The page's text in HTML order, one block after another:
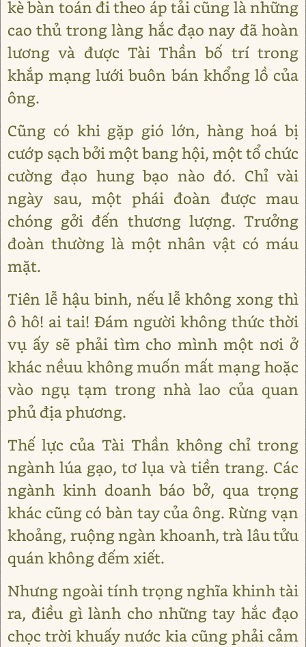
kè bàn toán đi theo áp tải cũng là những
cao thủ trong làng hắc đạo nay đã hoàn
lương và được Tài Thần bố trí trong
khắp mạng lưới buôn bán khổng lồ của
ông.
Cũng có khi gặp gió lớn, hàng hoá bị
cướp sạch bởi một bang hội, một tổ chức
cường đạo hung bạo nào đó. Chỉ vài
ngày sau, một phái đoàn được mau
chóng gởi đến thương lượng. Trưởng
đoàn thường là một nhân vật có máu
mặt.
Tiên lễ hậu binh, nếu lễ không xong thì
ô hô! ai tai! Đám người không thức thời
vụ ấy sẽ phải tìm cho mình một nơi ở
khác nềuu không muốn mất mạng hoặc
vào ngụ tạm trong nhà lao của quan
phủ địa phương.
Thế lực của Tài Thần không chỉ trong
ngành lúa gạo, tơ lụa và tiền trang. Các
ngành kinh doanh báo bở, qua trọng
khác cũng có bàn tay của ông. Rừng vạn
khoảng, ruộng ngàn khoanh, trà lâu tửu
quán không đếm xiết.
Nhưng ngoài tính trọng nghĩa khinh tài
ra, điều gì lành cho những tay hắc đạo
chọc trời khuấy nước kia cũng phải cảm